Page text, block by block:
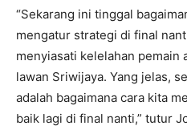
“Sekarang ini tinggal
mengatur strategi di final
menyiasati kelelahan pemain
lawan Sriwijaya. Yang jelas,
adalah bagaimana cara kita
baik lagi di final nanti,” tutur